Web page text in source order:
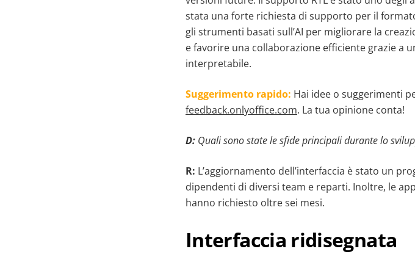
stata una forte richiesta di supporto per il
gli strumenti basati sull’AI per migliorare la
e favorire una collaborazione efficiente grazie a
interpretabile.
Suggerimento rapido: Hai idee o suggerimenti
feedback.onlyoffice.com. La tua opinione conta!
D: Quali sono state le sfide principali durante lo
R: L’aggiornamento dell’interfaccia è stato un
dipendenti di diversi team e reparti. Inoltre, le
hanno richiesto oltre sei mesi.
Interfaccia ridisegnata